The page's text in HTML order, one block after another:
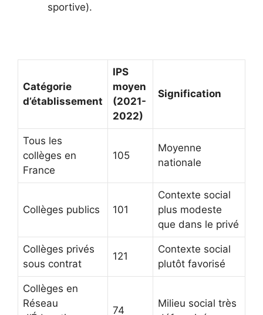
sportive).
Catégorie
d’établissement
IPS
moyen
(2021-
2022)
Signification
Tous les
collèges en
France
105
Moyenne
nationale
Collèges publics 101
Contexte social
plus modeste
que dans le privé
Collèges privés
sous contrat
121
Contexte social
plutôt favorisé
Collèges en
Réseau
74
Milieu social très